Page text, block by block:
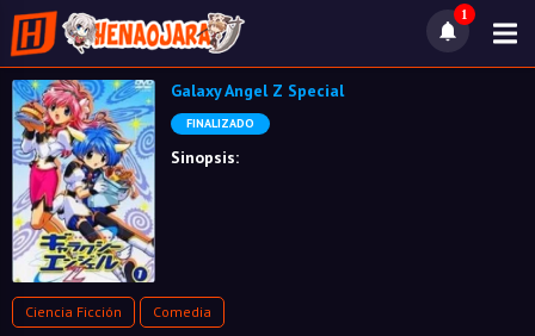
1
Galaxy Angel Z Special
FINALIZADO
Sinopsis:
Ciencia Ficción Comedia